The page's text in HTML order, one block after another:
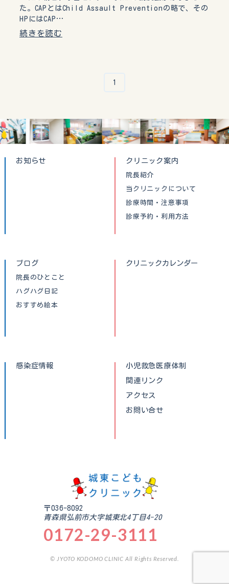
た。CAPとはChild Assault Preventionの略で、その
HPにはCAP…
続きを読む
1
お知らせ クリニック案内
院長紹介
当クリニックについて
診療時間・注意事項
診療予約・利用方法
ブログ
院長のひとこと
ハグハグ日記
おすすめ絵本
クリニックカレンダー
感染症情報
小児救急医療体制
関連リンク
アクセス
お問い合せ
〒036-8092
青森県弘前市大字城東北4丁目4-20
0172-29-3111
© JYOTO KODOMO CLINIC All Rights Reserved.